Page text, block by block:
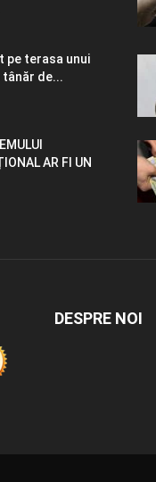
pe terasa unui
tânăr de...
AR FI UN
DESPRE NOI